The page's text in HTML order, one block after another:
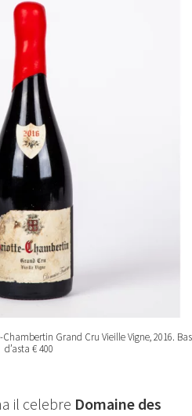
Grand Cru Vieille Vigne, 2016.
d’asta € 400
il celebre Domaine des